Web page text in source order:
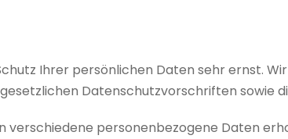
Ihrer persönlichen Daten sehr ernst.
Datenschutzvorschriften sowie
verschiedene personenbezogene Daten